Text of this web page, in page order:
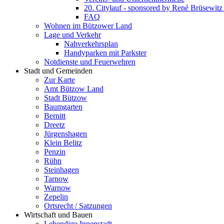
20. Citylauf - sponsored by René
FAQ
Wohnen im Bützower Land
Lage und Verkehr
Nahverkehrsplan
Handyparken mit Parkster
Notdienste und Feuerwehren
Stadt und Gemeinden
Zur Karte
Amt Bützow Land
Stadt Bützow
Baumgarten
Bernitt
Dreetz
Jürgenshagen
Klein Belitz
Penzin
Rühn
Steinhagen
Tarnow
Warnow
Zepelin
Ortsrecht / Satzungen
Wirtschaft und Bauen